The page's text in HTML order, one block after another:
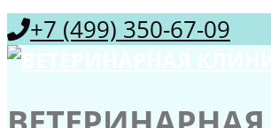
+7 (499) 350-67-09